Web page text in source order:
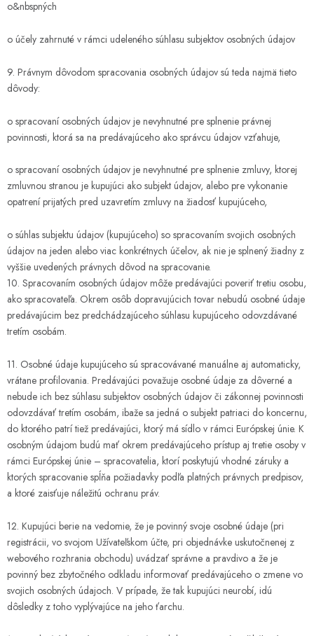
o&nbspných
o účely zahrnuté v rámci udeleného súhlasu subjektov osobných údajov
9. Právnym dôvodom spracovania osobných údajov sú teda najmä tieto
dôvody:
o spracovaní osobných údajov je nevyhnutné pre splnenie právnej
povinnosti, ktorá sa na predávajúceho ako správcu údajov vzťahuje,
o spracovaní osobných údajov je nevyhnutné pre splnenie zmluvy, ktorej
zmluvnou stranou je kupujúci ako subjekt údajov, alebo pre vykonanie
opatrení prijatých pred uzavretím zmluvy na žiadosť kupujúceho,
o súhlas subjektu údajov (kupujúceho) so spracovaním svojich osobných
údajov na jeden alebo viac konkrétnych účelov, ak nie je splnený žiadny z
vyššie uvedených právnych dôvod na spracovanie.
10. Spracovaním osobných údajov môže predávajúci poveriť tretiu osobu,
ako spracovateľa. Okrem osôb dopravujúcich tovar nebudú osobné údaje
predávajúcim bez predchádzajúceho súhlasu kupujúceho odovzdávané
tretím osobám.
11. Osobné údaje kupujúceho sú spracovávané manuálne aj automaticky,
vrátane profilovania. Predávajúci považuje osobné údaje za dôverné a
nebude ich bez súhlasu subjektov osobných údajov či zákonnej povinnosti
odovzdávať tretím osobám, ibaže sa jedná o subjekt patriaci do koncernu,
do ktorého patrí tiež predávajúci, ktorý má sídlo v rámci Európskej únie. K
osobným údajom budú mať okrem predávajúceho prístup aj tretie osoby v
rámci Európskej únie – spracovatelia, ktorí poskytujú vhodné záruky a
ktorých spracovanie spĺňa požiadavky podľa platných právnych predpisov,
a ktoré zaisťuje náležitú ochranu práv.
12. Kupujúci berie na vedomie, že je povinný svoje osobné údaje (pri
registrácii, vo svojom Užívateľskom účte, pri objednávke uskutočnenej z
webového rozhrania obchodu) uvádzať správne a pravdivo a že je
povinný bez zbytočného odkladu informovať predávajúceho o zmene vo
svojich osobných údajoch. V prípade, že tak kupujúci neurobí, idú
dôsledky z toho vyplývajúce na jeho ťarchu.